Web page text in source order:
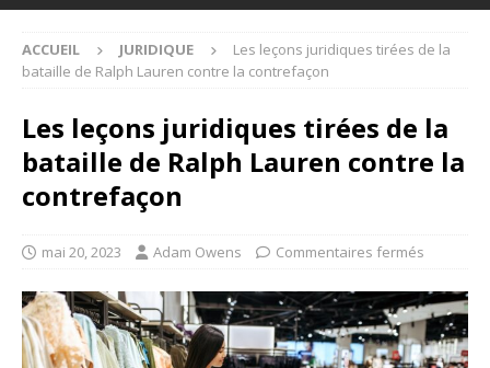
ACCUEIL JURIDIQUE
Les leçons juridiques tirées de la
bataille de Ralph Lauren contre la contrefaçon
Les leçons juridiques tirées de la
bataille de Ralph Lauren contre la
contrefaçon
mai 20, 2023 Adam Owens Commentaires fermés